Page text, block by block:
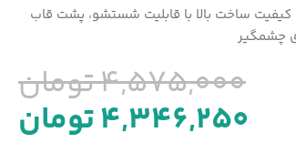
کیفیت ساخت بالا با قابلیت شستشو، پشت قاب
چشمگیر
4,575,000تومان
4,346,250تومان